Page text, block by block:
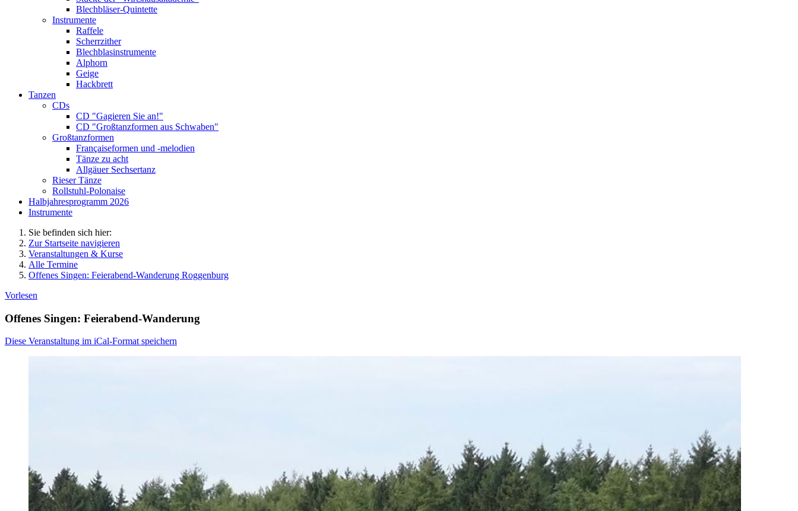
Blechbläser-Quintette
Instrumente
Raffele
Scherrzither
Blechblasinstrumente
Alphorn
Geige
Hackbrett
Tanzen
CDs
CD "Gagieren Sie an!"
CD "Großtanzformen aus Schwaben"
Großtanzformen
Françaiseformen und -melodien
Tänze zu acht
Allgäuer Sechsertanz
Rieser Tänze
Rollstuhl-Polonaise
Halbjahresprogramm 2026
Instrumente
Sie befinden sich hier:
Zur Startseite navigieren
Veranstaltungen & Kurse
Alle Termine
Offenes Singen: Feierabend-Wanderung Roggenburg
Vorlesen
Offenes Singen: Feierabend-Wanderung
Diese Veranstaltung im iCal-Format speichern